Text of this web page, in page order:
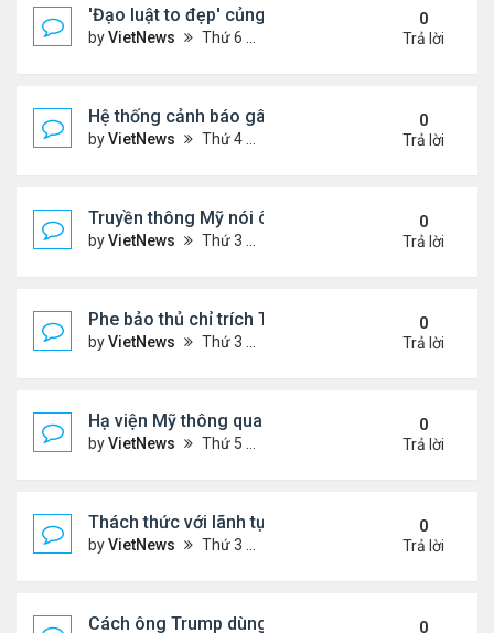
'Đạo luật to đẹp' củng cố quyền lực của ông
byVietNews Thứ 6 Tháng 7 11, 2025 8:45 am
0
Trả lời
Hệ thống cảnh báo gây tranh cãi trong thảm kịch
byVietNews Thứ 4 Tháng 7 09, 2025 5:42 pm
0
Trả lời
Truyền thông Mỹ nói ông Trump muốn chuyển 10
byVietNews Thứ 3 Tháng 7 08, 2025 5:14 pm
0
Trả lời
Phe bảo thủ chỉ trích Tổng thống Iran 'mềm
byVietNews Thứ 3 Tháng 7 08, 2025 8:27 am
0
Trả lời
Hạ viện Mỹ thông qua 'dự luật to đẹp'
byVietNews Thứ 5 Tháng 7 03, 2025 4:26 pm
0
Trả lời
Thách thức với lãnh tụ tối cao Iran hậu xung đột
byVietNews Thứ 3 Tháng 7 01, 2025 8:46 am
0
Trả lời
Cách ông Trump dùng mạng xã hội để dập lửa
0